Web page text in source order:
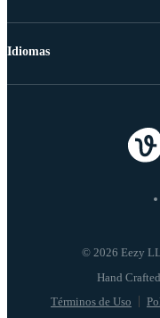
© 2026 Eezy
Términos de Uso
Idiomas